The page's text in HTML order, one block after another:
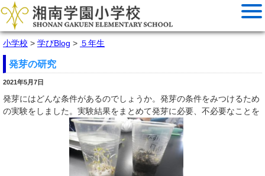
小学校 > 学びBlog > ５年生
発芽の研究
2021年5月7日
発芽にはどんな条件があるのでしょうか。発芽の条件をみつけるため
の実験をしました。実験結果をまとめて発芽に必要、不必要なことを